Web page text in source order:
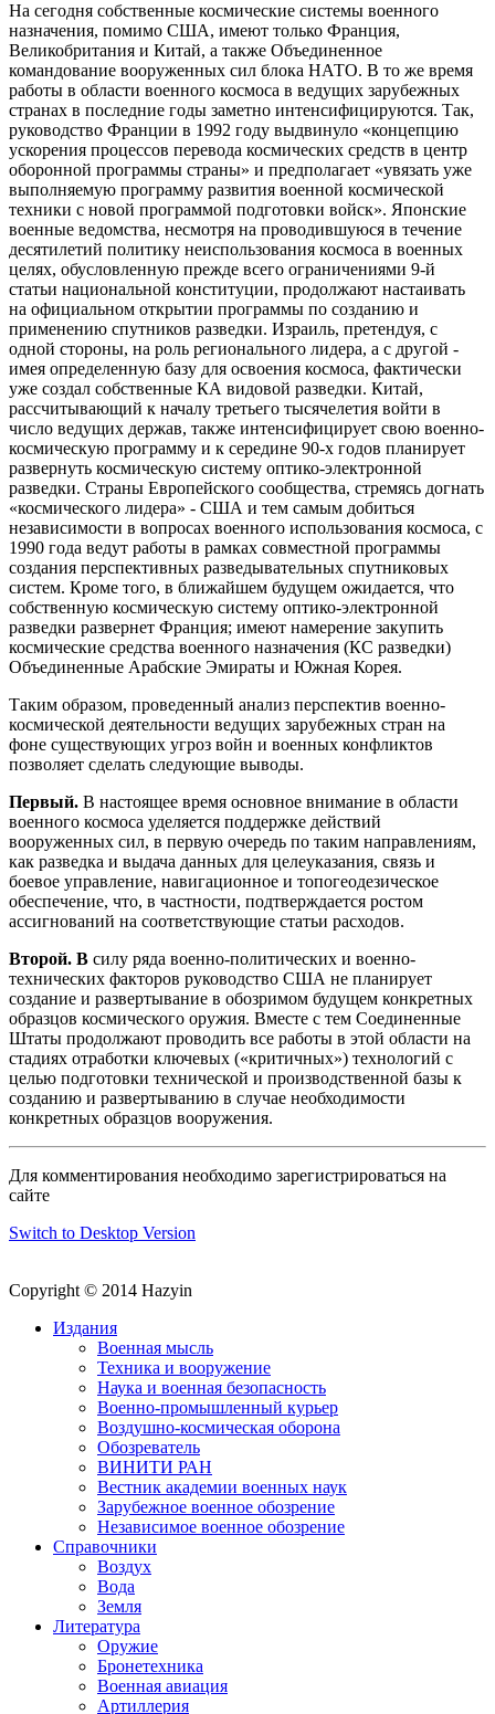
На сегодня собственные космические системы военного
назначения, помимо США, имеют только Франция,
Великобритания и Китай, а также Объединенное
командование вооруженных сил блока НАТО. В то же время
работы в области военного космоса в ведущих зарубежных
странах в последние годы заметно интенсифицируются. Так,
руководство Франции в 1992 году выдвинуло «концепцию
ускорения процессов перевода космических средств в центр
оборонной программы страны» и предполагает «увязать уже
выполняемую программу развития военной космической
техники с новой программой подготовки войск». Японские
военные ведомства, несмотря на проводившуюся в течение
десятилетий политику неиспользования космоса в военных
целях, обусловленную прежде всего ограничениями 9-й
статьи национальной конституции, продолжают настаивать
на официальном открытии программы по созданию и
применению спутников разведки. Израиль, претендуя, с
одной стороны, на роль регионального лидера, а с другой -
имея определенную базу для освоения космоса, фактически
уже создал собственные КА видовой разведки. Китай,
рассчитывающий к началу третьего тысячелетия войти в
число ведущих держав, также интенсифицирует свою военно-
космическую программу и к середине 90-х годов планирует
развернуть космическую систему оптико-электронной
разведки. Страны Европейского сообщества, стремясь догнать
«космического лидера» - США и тем самым добиться
независимости в вопросах военного использования космоса, с
1990 года ведут работы в рамках совместной программы
создания перспективных разведывательных спутниковых
систем. Кроме того, в ближайшем будущем ожидается, что
собственную космическую систему оптико-электронной
разведки развернет Франция; имеют намерение закупить
космические средства военного назначения (КС разведки)
Объединенные Арабские Эмираты и Южная Корея.
Таким образом, проведенный анализ перспектив военно-
космической деятельности ведущих зарубежных стран на
фоне существующих угроз войн и военных конфликтов
позволяет сделать следующие выводы.
Первый. В настоящее время основное внимание в области
военного космоса уделяется поддержке действий
вооруженных сил, в первую очередь по таким направлениям,
как разведка и выдача данных для целеуказания, связь и
боевое управление, навигационное и топогеодезическое
обеспечение, что, в частности, подтверждается ростом
ассигнований на соответствующие статьи расходов.
Второй. В силу ряда военно-политических и военно-
технических факторов руководство США не планирует
создание и развертывание в обозримом будущем конкретных
образцов космического оружия. Вместе с тем Соединенные
Штаты продолжают проводить все работы в этой области на
стадиях отработки ключевых («критичных») технологий с
целью подготовки технической и производственной базы к
созданию и развертыванию в случае необходимости
конкретных образцов вооружения.
Для комментирования необходимо зарегистрироваться на
сайте
Switch to Desktop Version
Copyright © 2014 Hazyin
Издания
Военная мысль
Техника и вооружение
Наука и военная безопасность
Военно-промышленный курьер
Воздушно-космическая оборона
Обозреватель
ВИНИТИ РАН
Вестник академии военных наук
Зарубежное военное обозрение
Независимое военное обозрение
Справочники
Воздух
Вода
Земля
Литература
Оружие
Бронетехника
Военная авиация
Артиллерия